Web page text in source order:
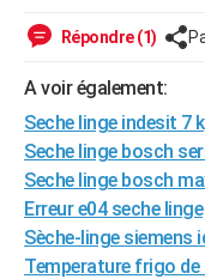
VOYAGE
GUIDES D'ACHAT
BONS PLANS
CARTE DE VOEUX
Carte de Noël
Carte Bonne année
Carte Saint-Valentin
Carte Pâques
Carte d'anniversaire
DICTIONNAIRE
Répondre (1)
A voir également:
Seche linge indesit 7
Seche linge bosch
Seche linge bosch
Erreur e04 seche linge
Sèche-linge siemens
Temperature frigo de